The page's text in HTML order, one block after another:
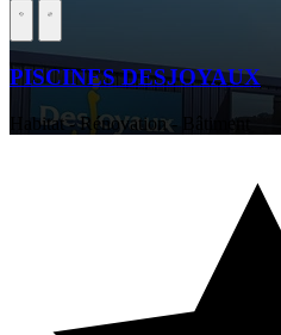
PISCINES DESJOYAUX
Habitat - Rénovation - Bâtiment